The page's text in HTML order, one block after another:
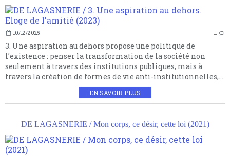
10/12/2025 …
3. Une aspiration au dehors propose une politique de
l’existence : penser la transformation de la société non
seulement à travers des institutions publiques, mais à
travers la création de formes de vie anti-institutionnelles,...
EN SAVOIR PLUS
DE LAGASNERIE / Mon corps, ce désir, cette loi (2021)